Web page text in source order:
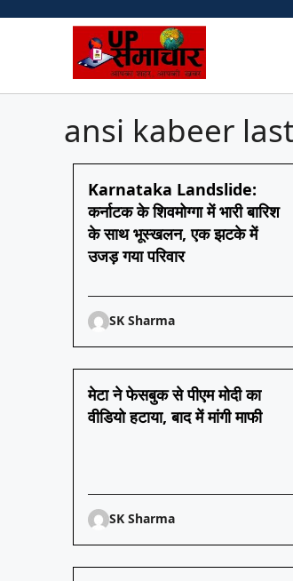
ansi kabeer
Karnataka Landslide:
कर्नाटक के शिवमोग्गा में भारी बारिश
के साथ भूस्खलन, एक झटके में
उजड़ गया परिवार
SK Sharma
मेटा ने फेसबुक से पीएम मोदी का
वीडियो हटाया, बाद में मांगी माफी
SK Sharma